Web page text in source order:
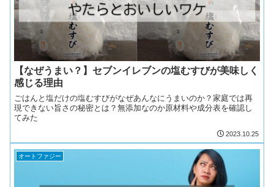
【なぜうまい？】セブンイレブンの塩むすびが美味しく
感じる理由
ごはんと塩だけの塩むすびがなぜあんなにうまいのか？家庭では再
現できない旨さの秘密とは？無添加なのか原材料や成分表を確認し
てみた
2023.10.25
オートファジー